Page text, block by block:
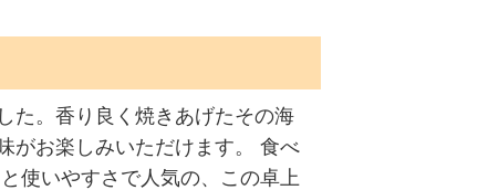
た。香り良く焼きあげたその海
がお楽しみいただけます。 食べ
使いやすさで人気の、この卓上